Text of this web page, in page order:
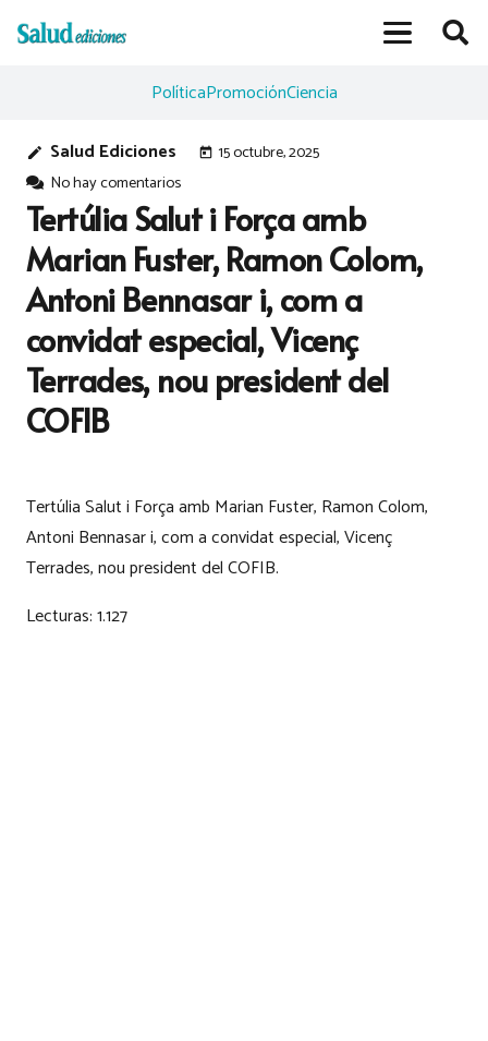
PolíticaPromociónCiencia
edit Salud Ediciones today 15 octubre, 2025
No hay comentarios
Tertúlia Salut i Força amb
Marian Fuster, Ramon Colom,
Antoni Bennasar i, com a
convidat especial, Vicenç
Terrades, nou president del
COFIB
Tertúlia Salut i Força amb Marian Fuster, Ramon Colom,
Antoni Bennasar i, com a convidat especial, Vicenç
Terrades, nou president del COFIB.
Lecturas:1.127